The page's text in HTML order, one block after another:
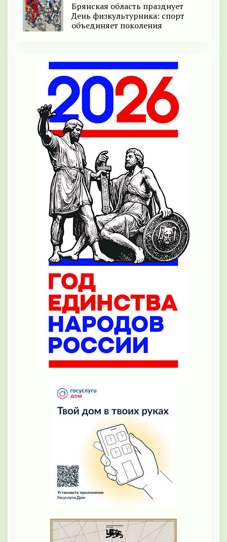
Брянская область празднует
День физкультурника: спорт
объединяет поколения